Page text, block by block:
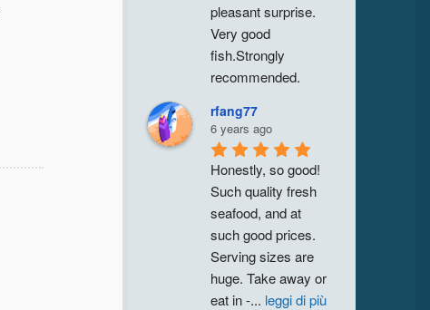
pleasant surprise.
Very good
fish.Strongly
recommended.
rfang77
6 years ago
Honestly, so good!
Such quality fresh
seafood, and at
such good prices.
Serving sizes are
huge. Take away or
eat in -... leggi di più